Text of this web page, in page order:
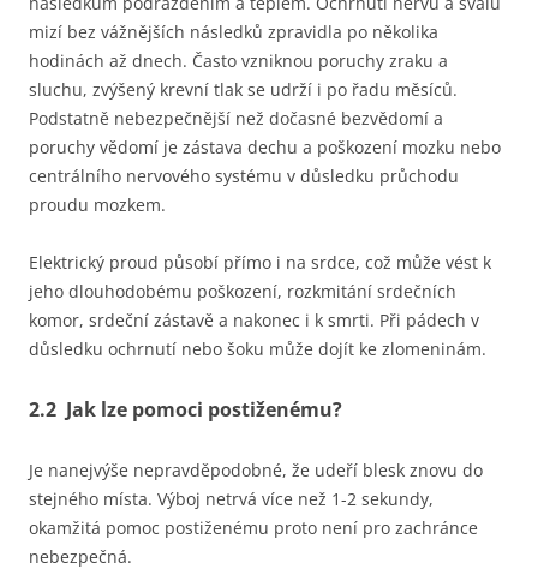
mizí bez vážnějších následků zpravidla po několika
hodinách až dnech. Často vzniknou poruchy zraku a
sluchu, zvýšený krevní tlak se udrží i po řadu měsíců.
Podstatně nebezpečnější než dočasné bezvědomí a
poruchy vědomí je zástava dechu a poškození mozku nebo
centrálního nervového systému v důsledku průchodu
proudu mozkem.
Elektrický proud působí přímo i na srdce, což může vést k
jeho dlouhodobému poškození, rozkmitání srdečních
komor, srdeční zástavě a nakonec i k smrti. Při pádech v
důsledku ochrnutí nebo šoku může dojít ke zlomeninám.
2.2 Jak lze pomoci postiženému?
Je nanejvýše nepravděpodobné, že udeří blesk znovu do
stejného místa. Výboj netrvá více než 1-2 sekundy,
okamžitá pomoc postiženému proto není pro zachránce
nebezpečná.